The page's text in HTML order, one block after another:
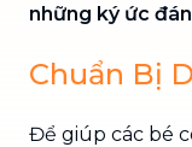
những ký ức
Chuẩn Bị
Để giúp các bé